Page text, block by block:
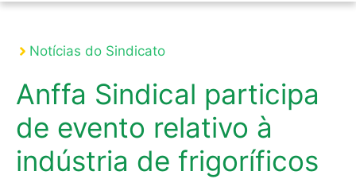
Notícias do Sindicato
Anffa Sindical participa
de evento relativo à
indústria de frigoríficos